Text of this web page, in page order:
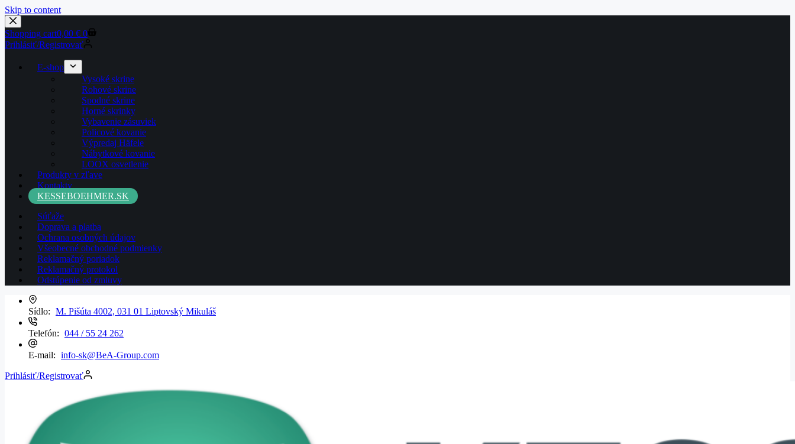
Skip to content
Shopping cart0,00 € 0
Prihlásiť/Registrovať
E-shop
Vysoké skrine
Rohové skrine
Spodné skrine
Horné skrinky
Vybavenie zásuviek
Policové kovanie
Výpredaj Häfele
Nábytkové kovanie
LOOX osvetlenie
Produkty v zľave
Kontakty
KESSEBOEHMER.SK
Súťaže
Doprava a platba
Ochrana osobných údajov
Všeobecné obchodné podmienky
Reklamačný poriadok
Reklamačný protokol
Odstúpenie od zmluvy
Sídlo: M. Pišúta 4002, 031 01 Liptovský Mikuláš
Telefón: 044 / 55 24 262
E-mail: info-sk@BeA-Group.com
Prihlásiť/Registrovať